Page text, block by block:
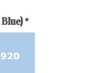
*